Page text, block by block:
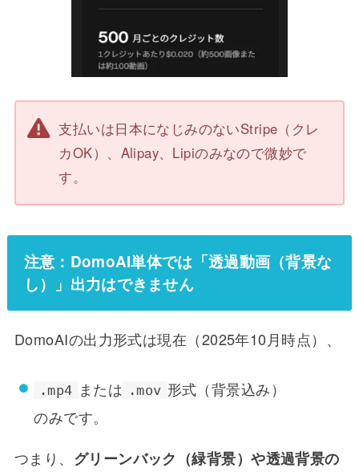
支払いは日本になじみのないStripe（クレ
カOK）、Alipay、Lipiのみなので微妙で
す。
注意：DomoAI単体では「透過動画（背景な
し）」出力はできません
DomoAIの出力形式は現在（2025年10月時点）、
.mp4 または .mov 形式（背景込み）
のみです。
つまり、 グリーンバック（緑背景）や透過背景の